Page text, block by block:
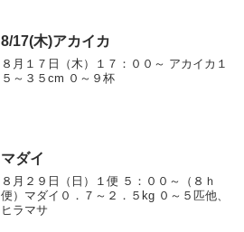
8/17(木)アカイカ
８月１７日（木）１７：００～ アカイカ１
５～３５cm ０～９杯
マダイ
８月２９日（日）１便 ５：００～（８ｈ
便）マダイ０．７～２．５kg ０～５匹他、
ヒラマサ